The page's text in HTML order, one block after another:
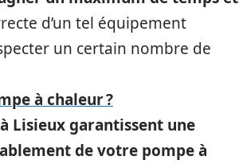
d’un tel équipement
un certain nombre de
à chaleur ?
Lisieux garantissent une
de votre pompe à